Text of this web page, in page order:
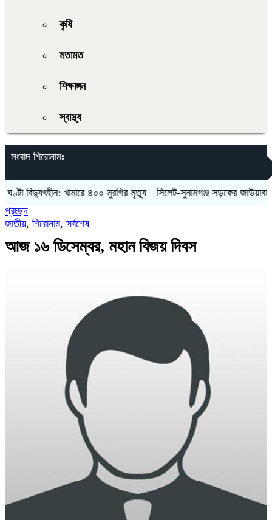
কৃষি
মতামত
শিক্ষাঙ্গন
স্বাস্থ্য
সংবাদ শিরোনামঃ
খামারে ৪০০ মুরগির মৃত্যু ‎সিলেট-সুনামগঞ্জ সড়কের জাউয়াবাজারে ট্রাক
প্রচ্ছদ
জাতীয়, শিরোনাম, সর্বশেষ
আজ ১৬ ডিসেম্বর, মহান বিজয় দিবস